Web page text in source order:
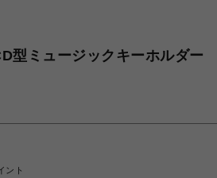
型ミュージックキーホルダー
ント